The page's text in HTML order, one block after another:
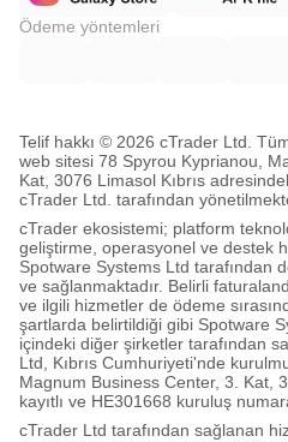
Ödeme yöntemleri
Telif hakkı © 2026 cTrader Ltd. Tüm
web sitesi 78 Spyrou Kyprianou,
Kat, 3076 Limasol Kıbrıs
cTrader Ltd. tarafından
cTrader ekosistemi; platform
geliştirme, operasyonel ve destek
Spotware Systems Ltd tarafından
ve sağlanmaktadır. Belirli
ve ilgili hizmetler de ödeme
şartlarda belirtildiği gibi Spotware
içindeki diğer şirketler tarafından
Ltd, Kıbrıs Cumhuriyeti'nde
Magnum Business Center, 3. Kat,
kayıtlı ve HE301668 kuruluş
cTrader Ltd tarafından sağlanan